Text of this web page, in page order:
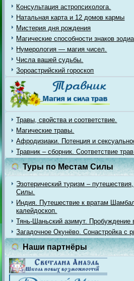
Консультация астропсихолога.
Натальная карта и 12 домов кармы
Мистерия дня рождения
Магические способности знаков
Нумерология — магия чисел.
Числа вашей судьбы.
Зороастрийский гороскоп
Травы, свойства и соответствие.
Магические травы.
Афродизиаки. Потенция и
Травник – сборник. Соответствие
Туры по Местам Силы
Эзотерический туризм –
Силы.
Индия. Путешествие к вратам
калейдоскоп.
Тянь-Шаньский азимут. Пробуждение
Загадочное Окунёво. Сонастройка с
Наши партнёры